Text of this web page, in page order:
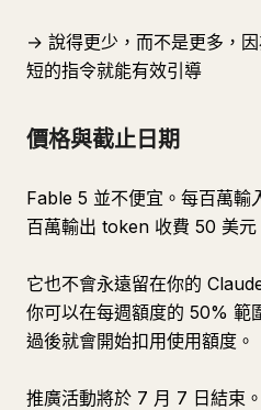
→ 說得更少，而不是更多，
短的指令就能有效引導
價格與截止日期
Fable 5 並不便宜。每百萬
百萬輸出 token 收費 50 美元
它也不會永遠留在你的
你可以在每週額度的 50% 範
過後就會開始扣用使用額度。
推廣活動將於 7 月 7 日結束